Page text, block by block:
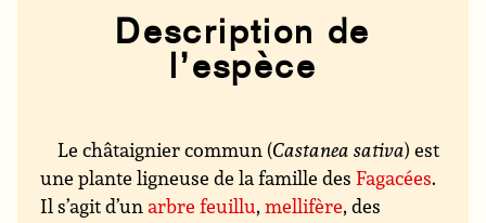
Description de
l’espèce
Le châtaignier commun (Castanea sativa) est
une plante ligneuse de la famille desFagacées.
Il s’agit d’unarbre feuillu,mellifère, des